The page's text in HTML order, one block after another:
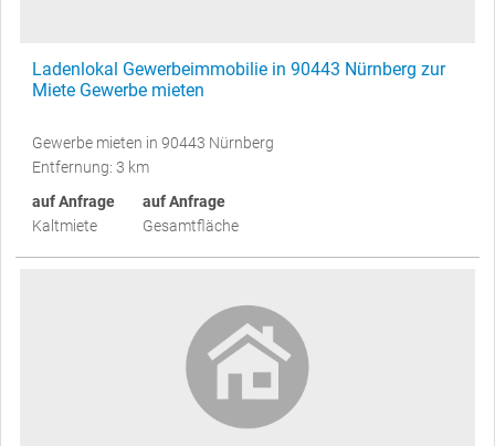
Ladenlokal Gewerbeimmobilie in 90443 Nürnberg zur
Miete Gewerbe mieten
Gewerbe mieten in 90443 Nürnberg
Entfernung: 3 km
auf Anfrage
Kaltmiete
auf Anfrage
Gesamtfläche